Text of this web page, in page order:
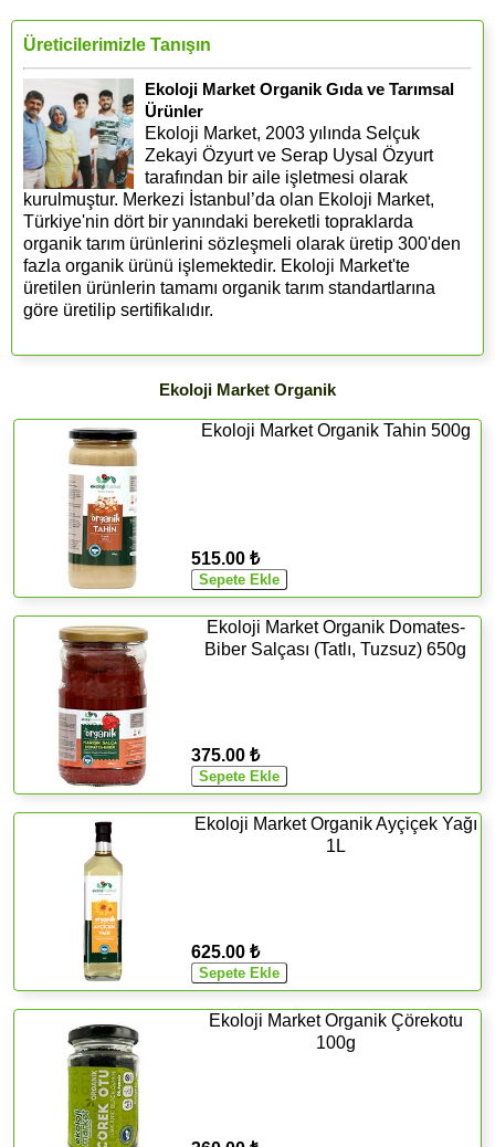
Üreticilerimizle Tanışın
Ekoloji Market Organik Gıda ve Tarımsal
Ürünler
Ekoloji Market, 2003 yılında Selçuk
Zekayi Özyurt ve Serap Uysal Özyurt
tarafından bir aile işletmesi olarak
kurulmuştur. Merkezi İstanbul’da olan Ekoloji Market,
Türkiye'nin dört bir yanındaki bereketli topraklarda
organik tarım ürünlerini sözleşmeli olarak üretip 300'den
fazla organik ürünü işlemektedir. Ekoloji Market'te
üretilen ürünlerin tamamı organik tarım standartlarına
göre üretilip sertifikalıdır.
Ekoloji Market Organik
Ekoloji Market Organik Tahin 500g
515.00 ₺
Ekoloji Market Organik Domates-
Biber Salçası (Tatlı, Tuzsuz) 650g
375.00 ₺
Ekoloji Market Organik Ayçiçek Yağı
1L
625.00 ₺
Ekoloji Market Organik Çörekotu
100g